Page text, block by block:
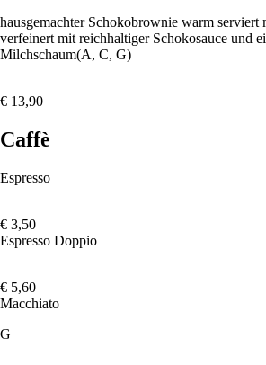
hausgemachter Schokobrownie warm serviert
verfeinert mit reichhaltiger Schokosauce und
Milchschaum(A, C, G)
€ 13,90
Caffè
Espresso
€ 3,50
Espresso Doppio
€ 5,60
Macchiato
G